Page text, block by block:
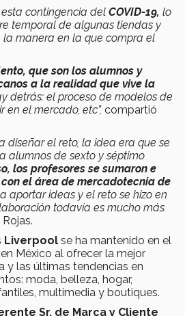
esta contingencia del COVID-19, lo
temporal de algunas tiendas y
la manera en la que compra el
que son los alumnos y
a la realidad que vive la
detrás: el proceso de modelos de
en el mercado, etc”, compartió
diseñar el reto, la idea era que se
alumnos de sexto y séptimo
los profesores se sumaron e
el área de mercadotecnia de
aportar ideas y el reto se hizo en
todavía es mucho más
Liverpool se ha mantenido en el
en México al ofrecer la mejor
y las últimas tendencias en
moda, belleza, hogar,
multimedia y boutiques.
Sr. de Marca y Cliente